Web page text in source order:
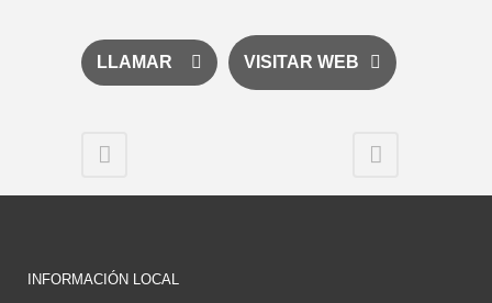
LLAMAR VISITAR WEB
INFORMACIÓN LOCAL